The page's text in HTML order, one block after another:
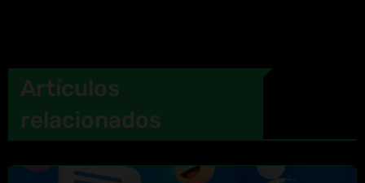
Artículos
relacionados